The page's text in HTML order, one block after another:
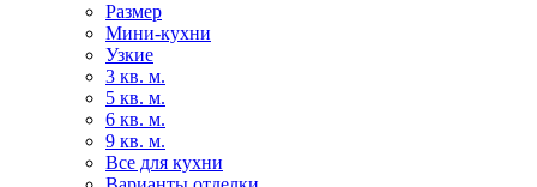
Размер
Мини-кухни
Узкие
3 кв. м.
5 кв. м.
6 кв. м.
9 кв. м.
Все для кухни